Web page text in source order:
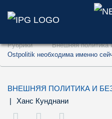
Перейти к
Перейти к поиску
Рубрики Внешняя политика
Ostpolitik необходима именно
ВНЕШНЯЯ ПОЛИТИКА И
|
Ханс Кунднани